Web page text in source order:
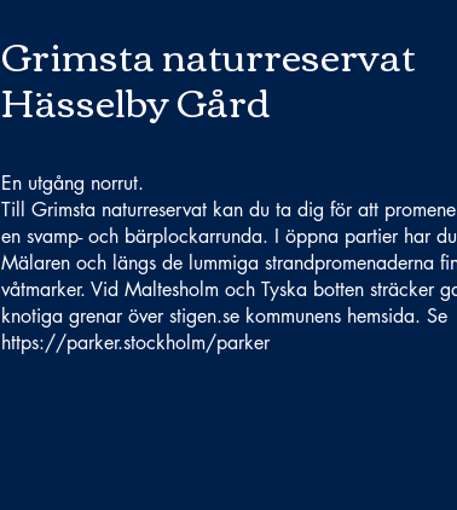
Grimsta naturreservat
Hässelby Gård
En utgång norrut.
Till Grimsta naturreservat kan du ta dig för att
en svamp- och bärplockarrunda. I öppna partier har
Mälaren och längs de lummiga strandpromenaderna
våtmarker. Vid Maltesholm och Tyska botten sträcker
knotiga grenar över stigen.se kommunens hemsida. Se
https://parker.stockholm/parker